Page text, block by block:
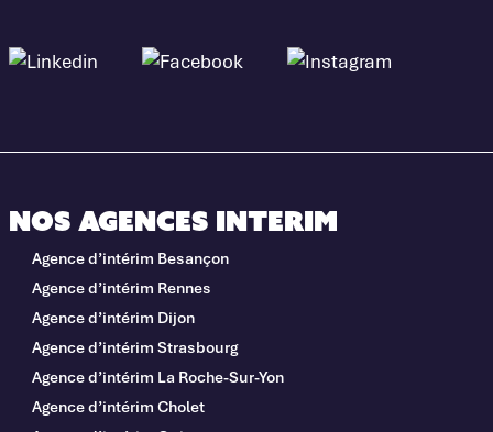
Nos agences interim
Agence d’intérim Besançon
Agence d’intérim Rennes
Agence d’intérim Dijon
Agence d’intérim Strasbourg
Agence d’intérim La Roche-Sur-Yon
Agence d’intérim Cholet